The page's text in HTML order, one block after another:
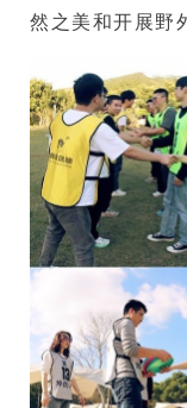
然之美和开展野